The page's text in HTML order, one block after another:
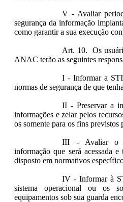
V - Avaliar
segurança da informação
como garantir a sua execução
Art. 10. Os
ANAC terão as seguintes
I - Informar a STI
normas de segurança de que
II - Preservar a
informações e zelar pelos
os somente para os fins
III - Avaliar o
informação que será acessada
disposto em normativos
IV - Informar à
sistema operacional ou os
equipamentos sob sua guarda